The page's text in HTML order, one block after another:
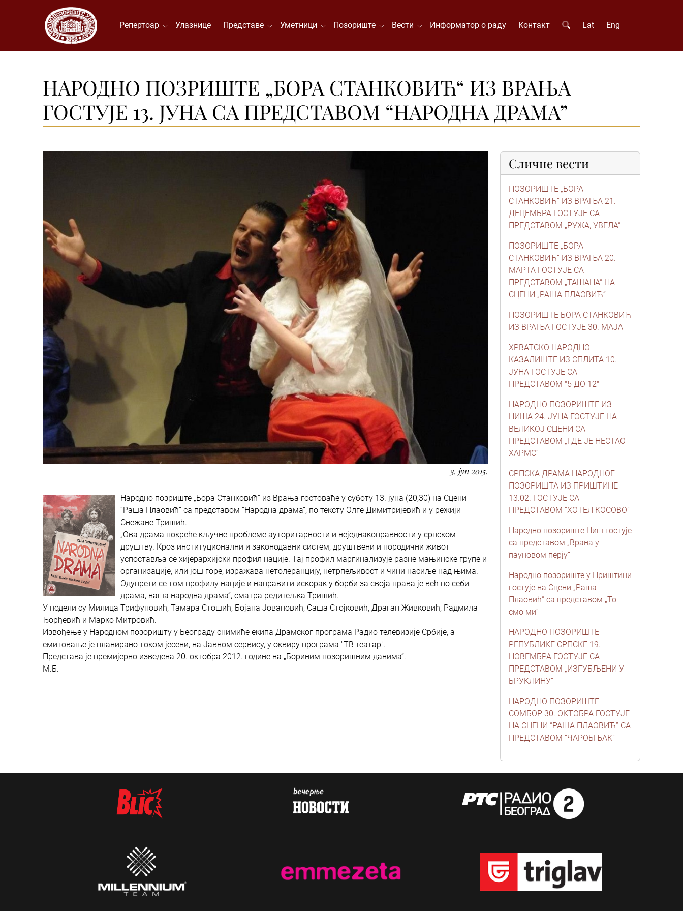
Репертоар Улазнице Представе Уметници Позориште Вести Информатор о раду Контакт Lat Eng
НАРОДНО ПОЗРИШТЕ „БОРА СТАНКОВИЋ“ ИЗ ВРАЊА
ГОСТУЈЕ 13. ЈУНА СА ПРЕДСТАВОМ “НАРОДНА ДРАМА”
3. јун 2015.
Народно позриште „Бора Станковић“ из Врања гостоваће у суботу 13. јуна (20,30) на Сцени
“Раша Плаовић” са представом “Народна драма”, по тексту Олге Димитријевић и у режији
Снежане Тришић.
„Ова драма покреће кључне проблеме ауторитарности и неједнакоправности у српском
друштву. Кроз институционални и законодавни систем, друштвени и породични живот
успоставља се хијерархијски профил нације. Тај профил маргинализује разне мањинске групе и
организације, или још горе, изражава нетолеранцију, нетрпељивост и чини насиље над њима.
Одупрети се том профилу нације и направити искорак у борби за своја права је већ по себи
драма, наша народна драма“, сматра редитељка Тришић.
У подели су Милица Трифуновић, Тамара Стошић, Бојана Јовановић, Саша Стојковић, Драган Живковић, Радмила
Ђорђевић и Марко Митровић.
Извођење у Народном позоришту у Београду снимиће екипа Драмског програма Радио телевизије Србије, а
емитовање је планирано током јесени, на Јавном сервису, у оквиру програма "ТВ театар".
Представа је премијерно изведена 20. октобра 2012. године на „Бориним позоришним данима“.
М.Б.
Сличне вести
ПОЗОРИШТЕ „БОРА
СТАНКОВИЋ“ ИЗ ВРАЊА 21.
ДЕЦЕМБРА ГОСТУЈЕ СА
ПРЕДСТАВОМ „РУЖА, УВЕЛА“
ПОЗОРИШТЕ „БОРА
СТАНКОВИЋ“ ИЗ ВРАЊА 20.
МАРТА ГОСТУЈЕ СА
ПРЕДСТАВОМ „ТАШАНА“ НА
СЦЕНИ „РАША ПЛАОВИЋ“
ПОЗОРИШТЕ БОРА СТАНКОВИЋ
ИЗ ВРАЊА ГОСТУЈЕ 30. МАЈА
ХРВАТСКО НАРОДНО
КАЗАЛИШТЕ ИЗ СПЛИТА 10.
ЈУНА ГОСТУЈЕ СА
ПРЕДСТАВОМ "5 ДО 12"
НАРОДНО ПОЗОРИШТЕ ИЗ
НИША 24. ЈУНА ГОСТУЈЕ НА
ВЕЛИКОЈ СЦЕНИ СА
ПРЕДСТАВОМ „ГДЕ ЈЕ НЕСТАО
ХАРМС“
СРПСКА ДРАМА НАРОДНОГ
ПОЗОРИШТА ИЗ ПРИШТИНЕ
13.02. ГОСТУЈЕ СА
ПРЕДСТАВОМ “ХОТЕЛ КОСОВО”
Народно позориште Ниш гостује
са представом „Врана у
пауновом перју”
Народно позориште у Приштини
гостује на Сцени „Раша
Плаовић“ са представом „То
смо ми“
НАРОДНО ПОЗОРИШТЕ
РЕПУБЛИКЕ СРПСКЕ 19.
НОВЕМБРА ГОСТУЈЕ СА
ПРЕДСТАВОМ „ИЗГУБЉЕНИ У
БРУКЛИНУ“
НАРОДНО ПОЗОРИШТЕ
СОМБОР 30. ОКТОБРА ГОСТУЈЕ
НА СЦЕНИ “РАША ПЛАОВИЋ” СА
ПРЕДСТАВОМ “ЧАРОБЊАК”